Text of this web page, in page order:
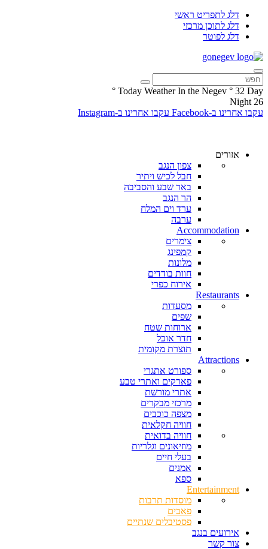
דלג לתפריט ראשי
דלג לתוכן מרכזי
דלג לפוטר
Today Weather In the Negev ° 32 Day
°
26
Night
עקבו אחרינו ב-Facebook
עקבו אחרינו ב-Instagram
אזורים
צפון הנגב
חבל לכיש ויתיר
באר שבע והסביבה
הר הנגב
ערד וים המלח
ערבה
Accommodation
צימרים
קמפינג
מלונות
חוות בודדים
אירוח כפרי
Restaurants
מסעדות
שפים
ארוחות שטח
חדר אוכל
תוצרת מקומית
Attractions
ספורט אתגרי
פארקים ואתרי טבע
אתרי מורשת
מרכזי מבקרים
מצפה כוכבים
חוויה חקלאית
חוויה בדואית
מוזיאונים וגלריות
בעלי חיים
אמנים
ספא
Entertainment
מוסדות תרבות
פאבים
פסטיבלים שנתיים
אירועים בנגב
צור קשר